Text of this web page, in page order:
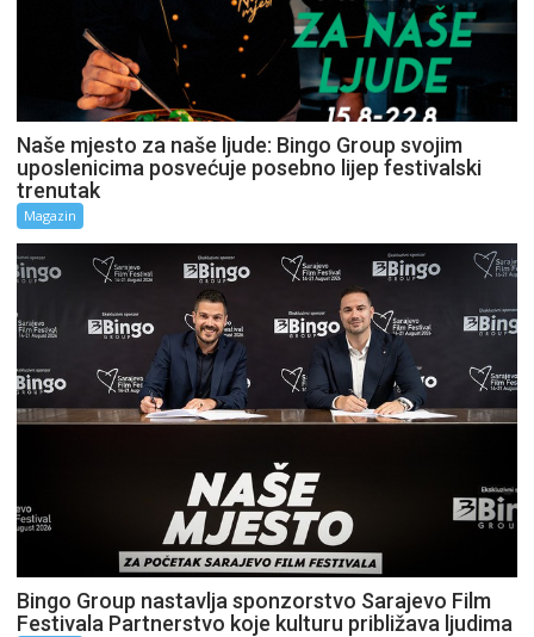
Naše mjesto za naše ljude: Bingo Group svojim
uposlenicima posvećuje posebno lijep festivalski
trenutak
Magazin
Bingo Group nastavlja sponzorstvo Sarajevo Film
Festivala Partnerstvo koje kulturu približava ljudima